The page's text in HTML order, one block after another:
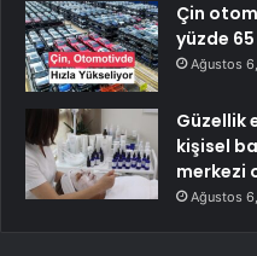
Çin
yüzde
Ağustos
Güzellik
kişisel
merkezi
Ağustos